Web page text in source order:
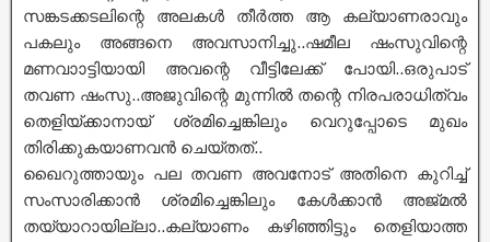
സങ്കടക്കടലിന്റെ അലകൾ തീർത്ത ആ കല്യാണരാവും
പകലും അങ്ങനെ അവസാനിച്ചു..ഷമീല ഷംസുവിന്റെ
മണവാാട്ടിയായി അവന്റെ വീട്ടിലേക്ക് പോയി..ഒരുപാട്
തവണ ഷംസു..അജുവിന്റെ മുന്നിൽ തന്റെ നിരപരാധിത്വം
തെളിയ്ക്കാനായ് ശ്രമിച്ചെങ്കിലും വെറുപ്പോടെ മുഖം
തിരിക്കുകയാണവൻ ചെയ്തത്..
ഖൈറുത്തായും പല തവണ അവനോട് അതിനെ കുറിച്ച്
സംസാരിക്കാൻ ശ്രമിച്ചെങ്കിലും കേൾക്കാൻ അജ്മൽ
തയ്യാറായില്ലാ..കല്യാണം കഴിഞ്ഞിട്ടും തെളിയാത്ത